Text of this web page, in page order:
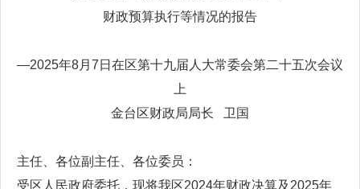
财政预算执行等情况的报告
—2025年8月7日在区第十九届人大常委会第二十五次会议
上
金台区财政局局长 卫国
主任、各位副主任、各位委员：
受区人民政府委托，现将我区2024年财政决算及2025年